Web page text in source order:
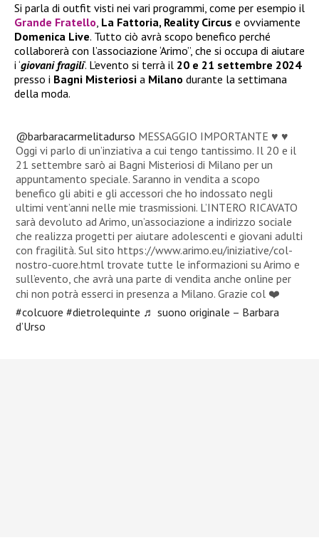
Si parla di outfit visti nei vari programmi, come per esempio il
Grande Fratello, La Fattoria, Reality Circus e ovviamente
Domenica Live. Tutto ciò avrà scopo benefico perché
collaborerà con l’associazione ‘Arimo”, che si occupa di aiutare
i ‘giovani fragili‘. L’evento si terrà il 20 e 21 settembre 2024
presso i Bagni Misteriosi a Milano durante la settimana
della moda.
@barbaracarmelitadurso MESSAGGIO IMPORTANTE ♥️ ♥️
Oggi vi parlo di un’inziativa a cui tengo tantissimo. Il 20 e il
21 settembre sarò ai Bagni Misteriosi di Milano per un
appuntamento speciale. Saranno in vendita a scopo
benefico gli abiti e gli accessori che ho indossato negli
ultimi vent’anni nelle mie trasmissioni. L’INTERO RICAVATO
sarà devoluto ad Arimo, un’associazione a indirizzo sociale
che realizza progetti per aiutare adolescenti e giovani adulti
con fragilità. Sul sito https://www.arimo.eu/iniziative/col-
nostro-cuore.html trovate tutte le informazioni su Arimo e
sull’evento, che avrà una parte di vendita anche online per
chi non potrà esserci in presenza a Milano. Grazie col ❤️
#colcuore #dietrolequinte ♬ suono originale – Barbara
d’Urso